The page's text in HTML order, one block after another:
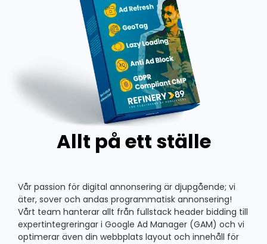
Allt på ett ställe
Vår passion för digital annonsering är djupgående; vi
äter, sover och andas programmatisk annonsering!
Vårt team hanterar allt från fullstack header bidding till
expertintegreringar i Google Ad Manager (GAM) och vi
optimerar även din webbplats layout och innehåll för